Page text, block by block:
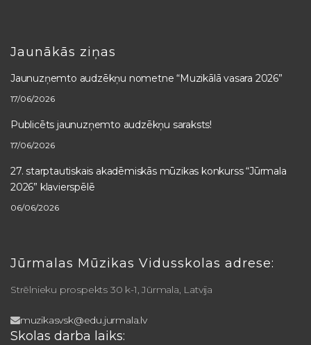
Jaunākās ziņas
Jaunuzņemto audzēkņu nometne “Muzikālā vasara 2026”
17/06/2026
Publicēts jaunuzņemto audzēkņu saraksts!
17/06/2026
27. starptautiskais akadēmiskās mūzikas konkurss “Jūrmala
2026” klavierspēlē
06/06/2026
Jūrmalas Mūzikas Vidusskolas adrese:
Strēlnieku prospekts 30 k-1, Jūrmala, Latvija
muzikasvsk@edu.jurmala.lv
Skolas darba laiks: